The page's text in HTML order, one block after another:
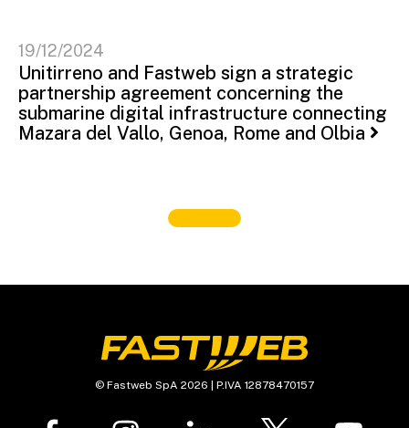
19/12/2024
Unitirreno and Fastweb sign a strategic
partnership agreement concerning the
submarine digital infrastructure connecting
Mazara del Vallo, Genoa, Rome and Olbia
© Fastweb SpA 2026 | P.IVA 12878470157